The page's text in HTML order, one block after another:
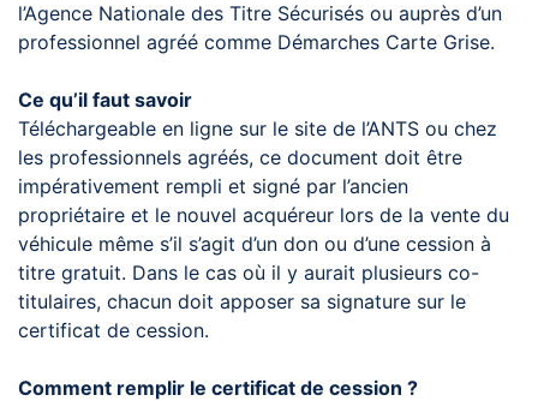
l’Agence Nationale des Titre Sécurisés ou auprès d’un
professionnel agréé comme Démarches Carte Grise.
Ce qu’il faut savoir
Téléchargeable en ligne sur le site de l’ANTS ou chez
les professionnels agréés, ce document doit être
impérativement rempli et signé par l’ancien
propriétaire et le nouvel acquéreur lors de la vente du
véhicule même s’il s’agit d’un don ou d’une cession à
titre gratuit. Dans le cas où il y aurait plusieurs co-
titulaires, chacun doit apposer sa signature sur le
certificat de cession.
Comment remplir le certificat de cession ?